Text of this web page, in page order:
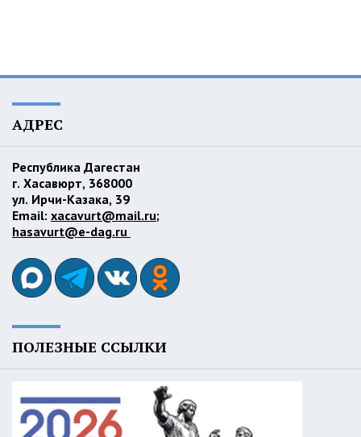
АДРЕС
Республика Дагестан
г. Хасавюрт, 368000
ул. Ирчи-Казака, 39
Email: xacavurt@mail.ru;
hasavurt@e-dag.ru
ПОЛЕЗНЫЕ ССЫЛКИ